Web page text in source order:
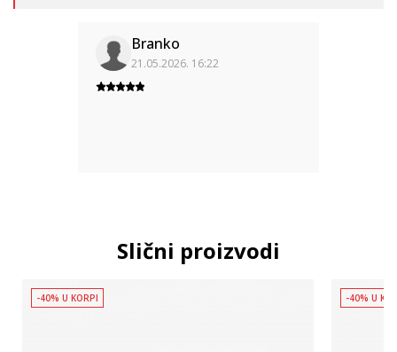
Branko
21.05.2026. 16:22
Slični proizvodi
-40% U KORPI -40% U